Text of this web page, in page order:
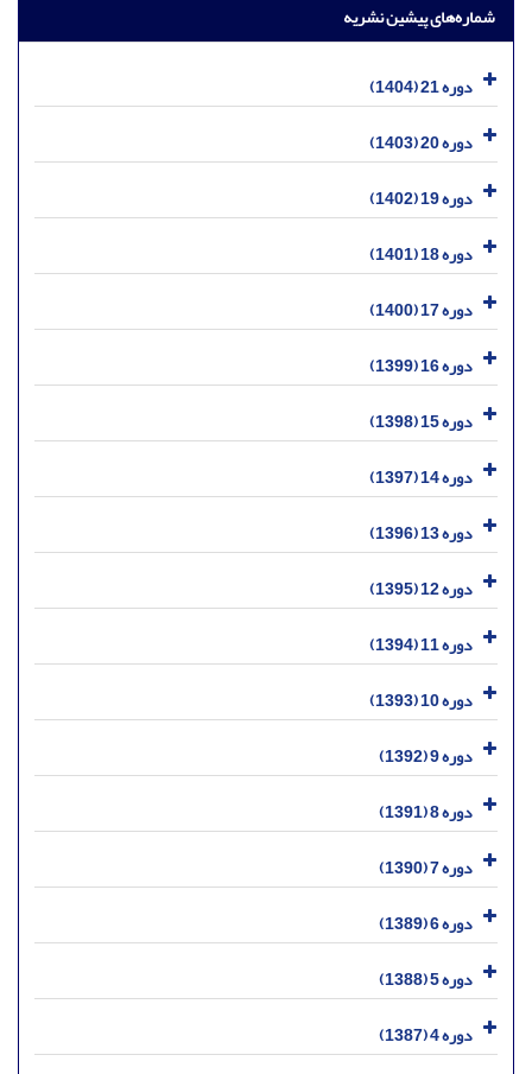
شماره‌های پیشین نشریه
دوره 21 (1404)
دوره 20 (1403)
دوره 19 (1402)
دوره 18 (1401)
دوره 17 (1400)
دوره 16 (1399)
دوره 15 (1398)
دوره 14 (1397)
دوره 13 (1396)
دوره 12 (1395)
دوره 11 (1394)
دوره 10 (1393)
دوره 9 (1392)
دوره 8 (1391)
دوره 7 (1390)
دوره 6 (1389)
دوره 5 (1388)
دوره 4 (1387)